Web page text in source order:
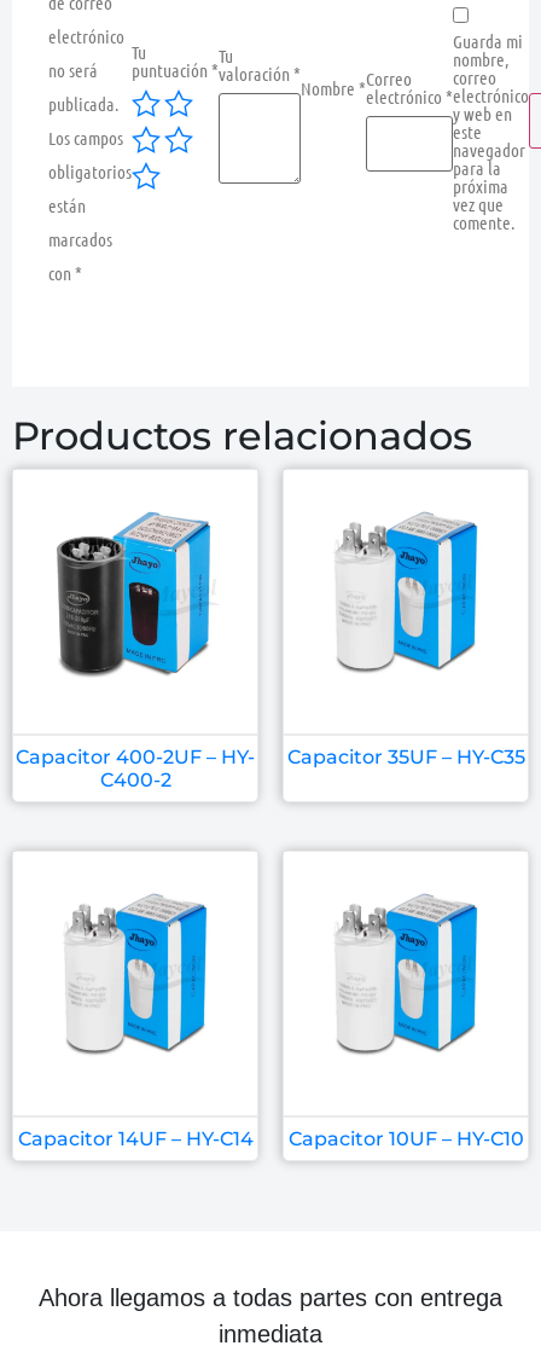
electrónico
no será
publicada.
Los campos
obligatorios
están
marcados
con *
Tu
puntuación *
Tu
valoración *
Nombre *Correo
electrónico *
Guarda mi
nombre,
correo
electrónico
y web en
este
navegador
para la
próxima
vez que
comente.
Productos relacionados
Capacitor 400-2UF – HY-
C400-2
Capacitor 35UF – HY-C35
Capacitor 14UF – HY-C14 Capacitor 10UF – HY-C10
Ahora llegamos a todas partes con entrega
inmediata